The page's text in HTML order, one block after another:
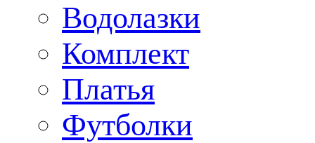
Водолазки
Комплект
Платья
Футболки